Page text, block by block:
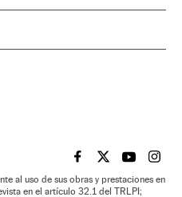
EL PAÍS BRASIL EN
EL PAÍSEL PAÍS
EL
al uso de sus obras y prestaciones en
en el artículo 32.1 del TRLPI;